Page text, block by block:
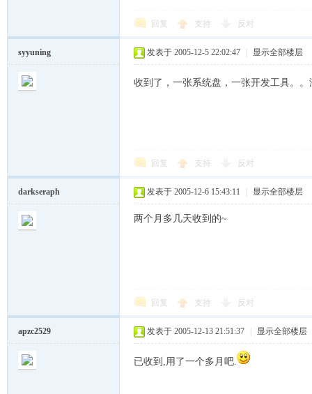
回复 支持 反对
syyuning 发表于 2005-12-5 22:02:47 显示全部楼层
收到了，一张系统盘，一张开发工具。
回复 支持 反对
darkseraph 发表于 2005-12-6 15:43:11 显示全部楼层
两个月多几天收到的~
回复 支持 反对
apzc2529 发表于 2005-12-13 21:51:37 显示全部楼层
已收到,用了一个多月吧.